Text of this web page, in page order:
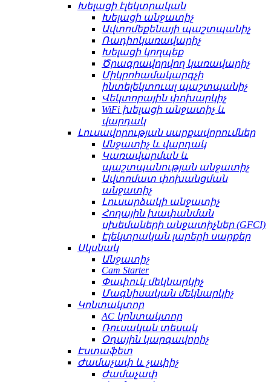
Խելացի էլեկտրական
Խելացի անջատիչ
Ավտոմեքենայի պաշտպանիչ
Ռադիոկառավարիչ
Խելացի կողպեք
Ծրագրավորվող կառավարիչ
Միկրոհամակարգչի
ինտելեկտուալ պաշտպանիչ
Վեկտորային փոխարկիչ
WiFi խելացի անջատիչ և
վարդակ
Լուսավորության սարքավորումներ
Անջատիչ և վարդակ
Կառավարման և
պաշտպանության անջատիչ
Ավտոմատ փոխանցման
անջատիչ
Լուսարձակի անջատիչ
Հողային խափանման
սխեմաների անջատիչներ (GFCI)
Էլեկտրական լարերի սարքեր
Սկսնակ
Անջատիչ
Cam Starter
Փափուկ մեկնարկիչ
Մագնիսական մեկնարկիչ
Կոնտակտոր
AC կոնտակտոր
Ռուսական տեսակ
Օդային կարգավորիչ
Էստաֆետ
Ժամաչափ և չափիչ
Ժամաչափ